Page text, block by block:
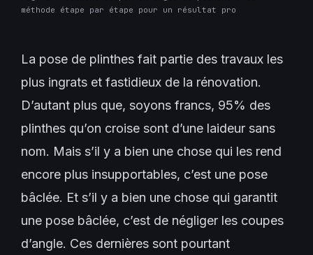
méthode étape par étape pour un résultat pro
La pose de plinthes fait partie des travaux les
plus ingrats et fastidieux de la rénovation.
D’autant plus que, soyons francs, 95% des
plinthes qu’on croise sont d’une laideur sans
nom. Mais s’il y a bien une chose qui les rend
encore plus insupportables, c’est une pose
bâclée. Et s’il y a bien une chose qui garantit
une pose bâclée, c’est de négliger les coupes
d’angle. Ces dernières sont pourtant